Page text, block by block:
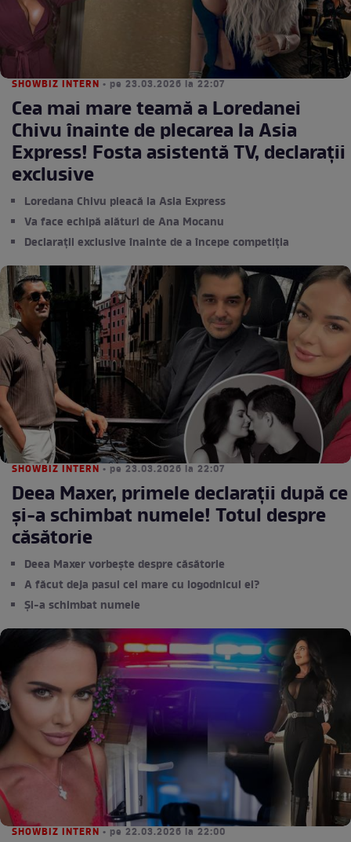
SHOWBIZ INTERN • pe 23.03.2026 la 22:07
Cea mai mare teamă a Loredanei
Chivu înainte de plecarea la Asia
Express! Fosta asistentă TV, declarații
exclusive
Loredana Chivu pleacă la Asia Express
Va face echipă alături de Ana Mocanu
Declarații exclusive înainte de a începe competiția
SHOWBIZ INTERN • pe 23.03.2026 la 22:07
Deea Maxer, primele declarații după ce
și-a schimbat numele! Totul despre
căsătorie
Deea Maxer vorbește despre căsătorie
A făcut deja pasul cel mare cu logodnicul ei?
Și-a schimbat numele
SHOWBIZ INTERN • pe 22.03.2026 la 22:00